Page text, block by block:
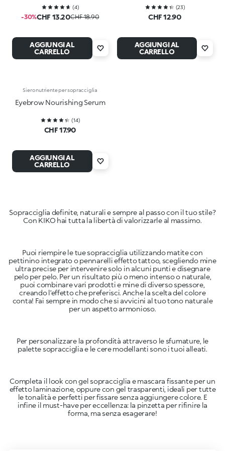
(4)
-30%CHF 13.20CHF 18.90
AGGIUNGI AL
CARRELLO
(23)
CHF 12.90
AGGIUNGI AL
CARRELLO
Siero nutriente per sopracciglia
Eyebrow Nourishing Serum
(14)
CHF 17.90
AGGIUNGI AL
CARRELLO
Sopracciglia definite, naturali e sempre al passo con il tuo stile?
Con KIKO hai tutta la libertà di valorizzarle al massimo.
Puoi riempire le tue sopracciglia utilizzando matite con
pettinino integrato o pennarelli effetto tattoo, scegliendo mine
ultra precise per intervenire solo in alcuni punti e disegnare
pelo per pelo. Per un risultato più o meno intenso o naturale,
puoi combinare vari prodotti e mine di diverso spessore,
creando l’effetto che preferisci. Anche la scelta del colore
conta! Fai sempre in modo che si avvicini al tuo tono naturale
per un aspetto armonioso.
Per personalizzare la profondità attraverso le sfumature, le
palette sopracciglia e le cere modellanti sono i tuoi alleati.
Completa il look con gel sopracciglia e mascara fissante per un
effetto laminazione, oppure con gel trasparenti, ideali per tutte
le tonalità e perfetti per fissare senza aggiungere colore. E
infine il must-have per eccellenza: la pinzetta per rifinire la
forma, ma senza esagerare!